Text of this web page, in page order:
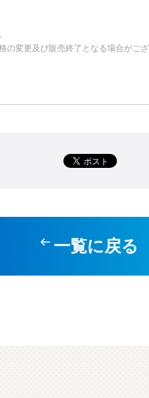
変更及び販売終了となる場合がござ
一覧に戻る